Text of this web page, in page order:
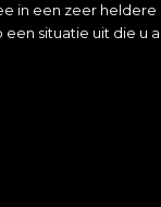
in een zeer
situatie uit die